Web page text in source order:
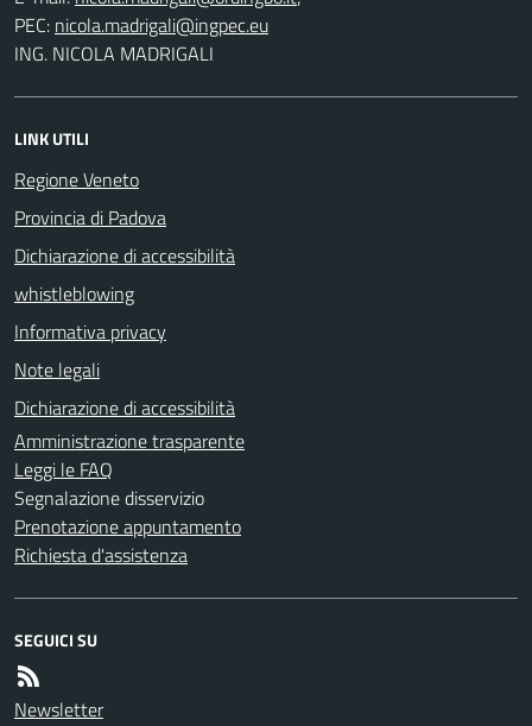
PEC:
ING. NICOLA MADRIGALI
LINK UTILI
Regione Veneto
Provincia di Padova
Dichiarazione di accessibilità
whistleblowing
Informativa privacy
Note legali
Dichiarazione di accessibilità
Amministrazione trasparente
Leggi le FAQ
Segnalazione disservizio
Prenotazione appuntamento
Richiesta d'assistenza
SEGUICI SU
Newsletter